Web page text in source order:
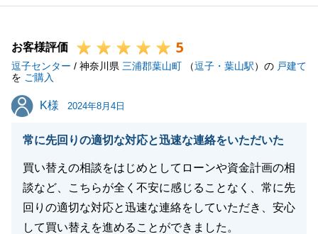
また何かございましたらお気軽にご連絡くださいま
お客様評価 5
逗子センター / 神奈川県 三浦郡葉山町 （逗子・葉山駅）の 戸建て
を ご購入
K様
K様 2024年8月4日
常に先回りの適切な対応と迅速な連絡をいただいた
買い替えの相談をはじめとしてローンや資金計画の相
談など、こちらが全く不安に感じることなく、常に先
回りの適切な対応と迅速な連絡をしていただき、安心
して買い替えを進めることができました。